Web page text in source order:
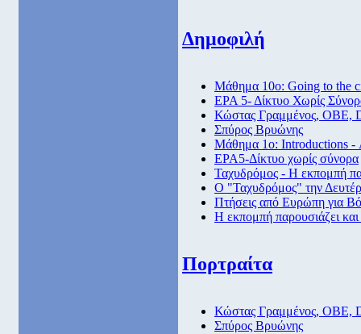
Δημοφιλή
Μάθημα 10ο: Going to the
ΕΡΑ 5- Δίκτυο Χωρίς
Κώστας Γραμμένος, ΟΒΕ,
Σπύρος Βρυώνης
Μάθημα 1ο: Introductions -
ΕΡΑ5-Δίκτυο χωρίς σύνορα
Ταχυδρόμος - Η εκπομπή
Ο "Ταχυδρόμος" την
Πτήσεις από Eυρώπη για
Η εκπομπή παρουσιάζει και
Πορτραίτα
Κώστας Γραμμένος, ΟΒΕ,
Σπύρος Βρυώνης